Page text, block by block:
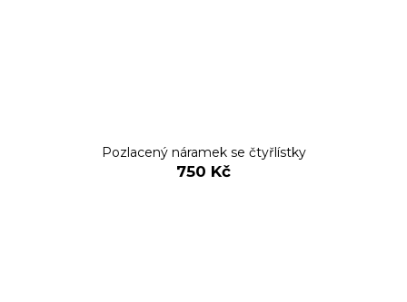
Pozlacený náramek se čtyřlístky
750 Kč